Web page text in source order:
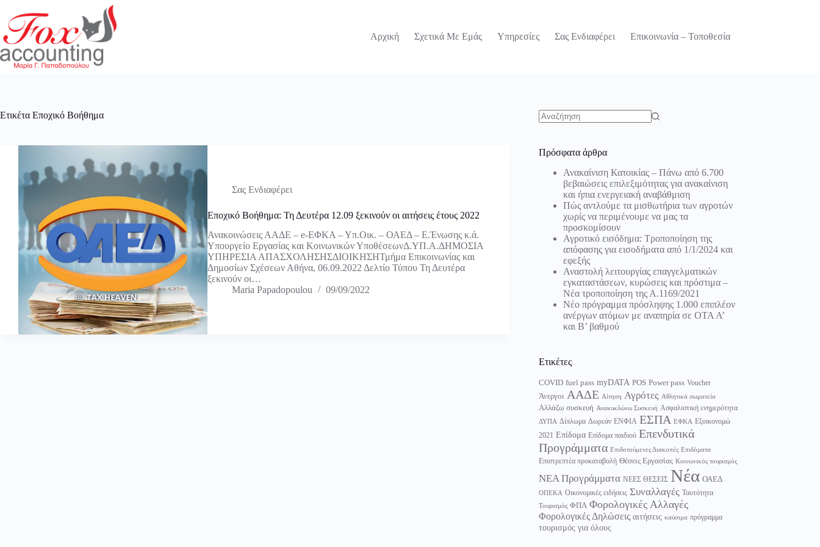
στο
περιεχόμενο
Αρχική
Σχετικά Με Εμάς Υπηρεσίες Σας Ενδιαφέρει Επικοινωνία – Τοποθεσία
Ετικέτα Εποχικό Βοήθημα
Σας Ενδιαφέρει
Εποχικό Βοήθημα: Τη Δευτέρα 12.09 ξεκινούν οι αιτήσεις έτους 2022
Ανακοινώσεις ΑΑΔΕ – e-ΕΦΚΑ – Υπ.Οικ. – ΟΑΕΔ – Ε.Ένωσης κ.ά.
Υπουργείο Εργασίας και Κοινωνικών ΥποθέσεωνΔ.ΥΠ.Α.ΔΗΜΟΣΙΑ
ΥΠΗΡΕΣΙΑ ΑΠΑΣΧΟΛΗΣΗΣΔΙΟΙΚΗΣΗΤμήμα Επικοινωνίας και
Δημοσίων Σχέσεων Αθήνα, 06.09.2022 Δελτίο Τύπου Τη Δευτέρα
ξεκινούν οι…
Maria Papadopoulou
09/09/2022
Πρόσφατα άρθρα
Ανακαίνιση Κατοικίας – Πάνω από 6.700
βεβαιώσεις επιλεξιμότητας για ανακαίνιση
και ήπια ενεργειακή αναβάθμιση
Πώς αντλούμε τα μισθωτήρια των αγροτών
χωρίς να περιμένουμε να μας τα
προσκομίσουν
Αγροτικό εισόδημα: Τροποποίηση της
απόφασης για εισοδήματα από 1/1/2024 και
εφεξής
Αναστολή λειτουργίας επαγγελματικών
εγκαταστάσεων, κυρώσεις και πρόστιμα –
Νέα τροποποίηση της Α.1169/2021
Νέο πρόγραμμα πρόσληψης 1.000 επιπλέον
ανέργων ατόμων με αναπηρία σε ΟΤΑ Α’
και Β’ βαθμού
Ετικέτες
COVID fuel pass myDATA POS Power pass Voucher
Άνεργοι ΑΑΔΕ Αίτηση Αγρότες Αθλητικά σωματεία
Αλλάζω συσκευή Ανακυκλώνω Συσκευή Ασφαλιστική ενημερότητα
ΔΥΠΑ Δίπλωμα Δωρεάν ΕΝΦΙΑ ΕΣΠΑ ΕΦΚΑ Εξοικονομώ
2021 Επίδομα Επίδομα παιδιού Επενδυτικά
Προγράμματα Επιδοτούμενες Διακοπές Επιδόματα
Επιστρεπτέα προκαταβολή Θέσεις Εργασίας Κοινωνικός τουρισμός
ΝΕΑ Προγράμματα ΝΕΕΣ ΘΕΣΕΙΣ Νέα ΟΑΕΔ
ΟΠΕΚΑ Οικονομικές ειδήσεις Συναλλαγές Ταυτότητα
Τουρισμός ΦΠΑ Φορολογικές Αλλαγές
Φορολογικές Δηλώσεις αιτήσεις καύσιμα πρόγραμμα
τουρισμός για όλους